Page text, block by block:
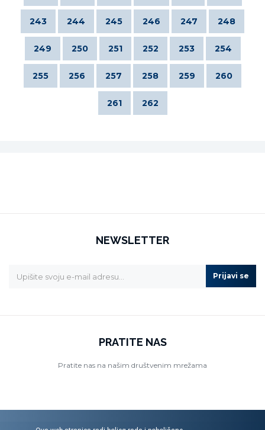
243 244 245 246 247 248
249 250 251 252 253 254
255 256 257 258 259 260
261 262
NEWSLETTER
Prijavi se
PRATITE NAS
Pratite nas na našim društvenim mrežama